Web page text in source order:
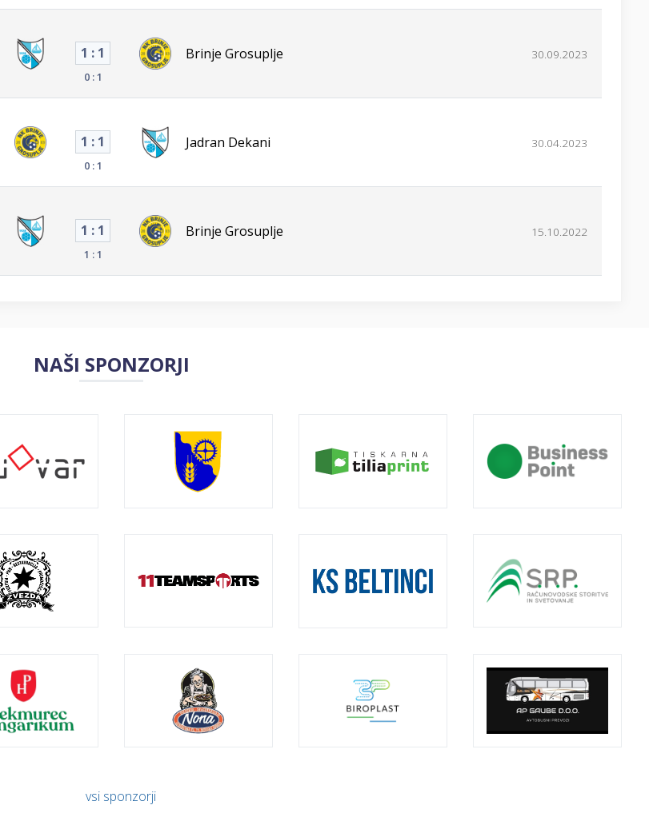
1 : 1
0 : 1
Brinje Grosuplje 30.09.2023
1 : 1
0 : 1
Jadran Dekani 30.04.2023
1 : 1
1 : 1
Brinje Grosuplje 15.10.2022
NAŠI SPONZORJI
vsi sponzorji